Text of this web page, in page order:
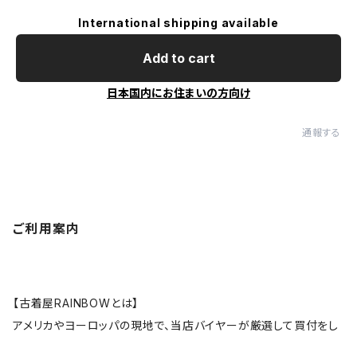
International shipping available
Add to cart
日本国内にお住まいの方向け
通報する
ご利用案内
【古着屋RAINBOWとは】
アメリカやヨーロッパの現地で、当店バイヤーが厳選して買付をし